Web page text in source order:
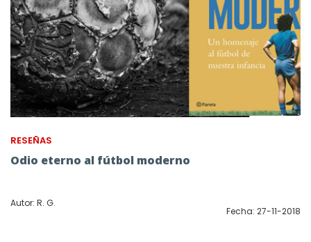
RESEÑAS
Odio eterno al fútbol moderno
Autor: R. G.
Fecha: 27-11-2018